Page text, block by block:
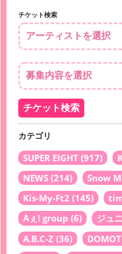
チケット検索
カテゴリ
SUPER EIGHT (917)
NEWS (214) Snow
Kis-My-Ft2 (145)
Aぇ! group (6) ジュ
A.B.C-Z (36)